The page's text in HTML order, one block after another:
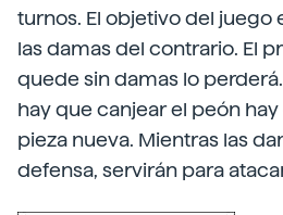
turnos. El objetivo del juego
las damas del contrario. El
quede sin damas lo
hay que canjear el peón
pieza nueva. Mientras las
defensa, servirán para